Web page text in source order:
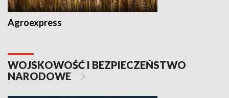
Agroexpress
WOJSKOWOŚĆ I BEZPIECZEŃSTWO
NARODOWE